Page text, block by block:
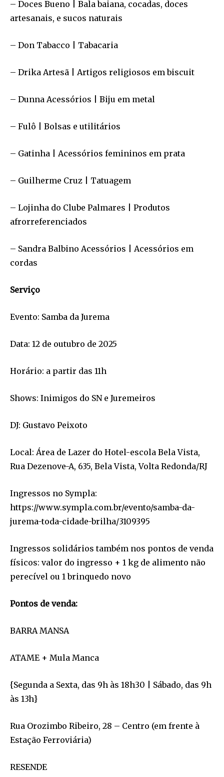
– Doces Bueno | Bala baiana, cocadas, doces
artesanais, e sucos naturais
– Don Tabacco | Tabacaria
– Drika Artesã | Artigos religiosos em biscuit
– Dunna Acessórios | Biju em metal
– Fulô | Bolsas e utilitários
– Gatinha | Acessórios femininos em prata
– Guilherme Cruz | Tatuagem
– Lojinha do Clube Palmares | Produtos
afrorreferenciados
– Sandra Balbino Acessórios | Acessórios em
cordas
Serviço
Evento: Samba da Jurema
Data: 12 de outubro de 2025
Horário: a partir das 11h
Shows: Inimigos do SN e Juremeiros
DJ: Gustavo Peixoto
Local: Área de Lazer do Hotel-escola Bela Vista,
Rua Dezenove-A, 635, Bela Vista, Volta Redonda/RJ
Ingressos no Sympla:
https://www.sympla.com.br/evento/samba-da-
jurema-toda-cidade-brilha/3109395
Ingressos solidários também nos pontos de venda
físicos: valor do ingresso + 1 kg de alimento não
perecível ou 1 brinquedo novo
Pontos de venda:
BARRA MANSA
ATAME + Mula Manca
{Segunda a Sexta, das 9h às 18h30 | Sábado, das 9h
às 13h}
Rua Orozimbo Ribeiro, 28 – Centro (em frente à
Estação Ferroviária)
RESENDE